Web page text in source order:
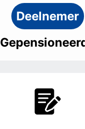
Deelnemer